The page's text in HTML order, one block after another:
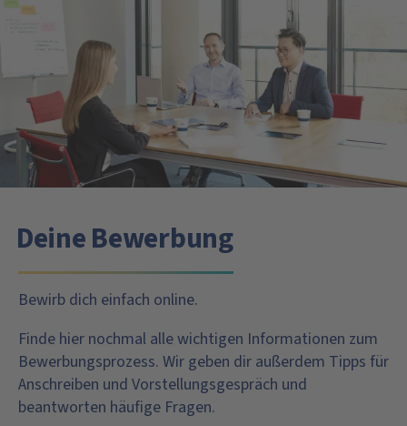
Deine Bewerbung
Bewirb dich einfach online.
Finde hier nochmal alle wichtigen Informationen zum
Bewerbungsprozess. Wir geben dir außerdem Tipps für
Anschreiben und Vorstellungsgespräch und
beantworten häufige Fragen.